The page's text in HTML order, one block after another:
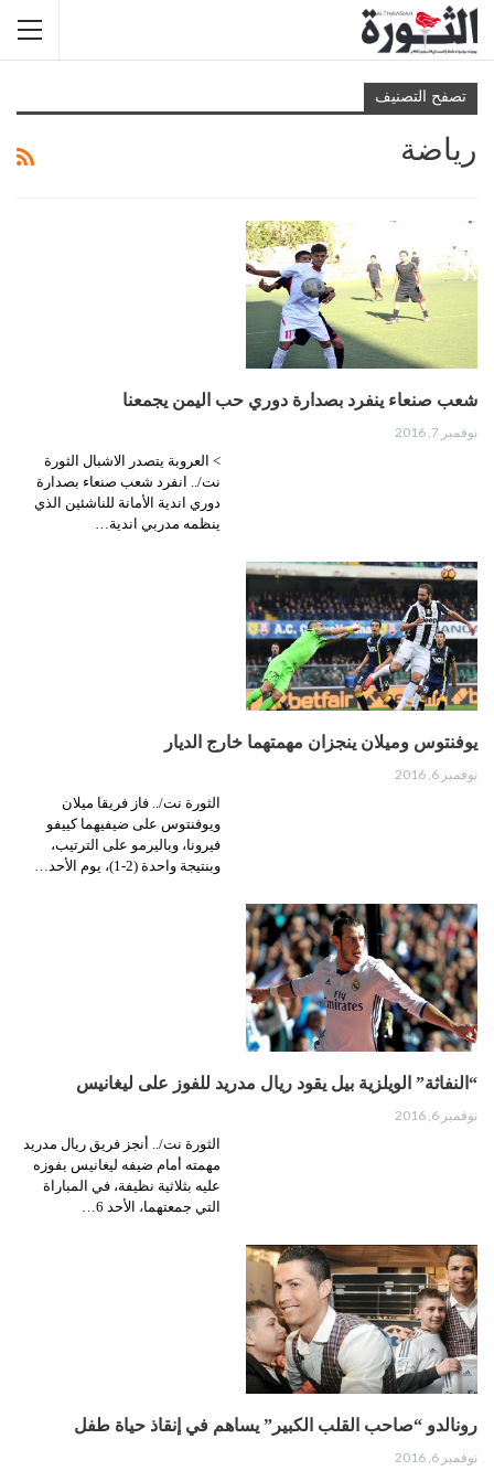
تصفح التصنيف
رياضة
شعب صنعاء ينفرد بصدارة دوري حب اليمن يجمعنا
نوفمبر 7, 2016
> العروبة يتصدر الاشبال الثورة
نت/.. انفرد شعب صنعاء بصدارة
دوري اندية الأمانة للناشئين الذي
ينظمه مدربي اندية…
يوفنتوس وميلان ينجزان مهمتهما خارج الديار
نوفمبر 6, 2016
الثورة نت/.. فاز فريقا ميلان
ويوفنتوس على ضيفيهما كييفو
فيرونا، وباليرمو على الترتيب،
وبنتيجة واحدة (2-1)، يوم الأحد…
“النفاثة” الويلزية بيل يقود ريال مدريد للفوز على ليغانيس
نوفمبر 6, 2016
الثورة نت/.. أنجز فريق ريال مدريد
مهمته أمام ضيفه ليغانيس بفوزه
عليه بثلاثية نظيفة، في المباراة
التي جمعتهما، الأحد 6…
رونالدو “صاحب القلب الكبير” يساهم في إنقاذ حياة طفل
نوفمبر 6, 2016